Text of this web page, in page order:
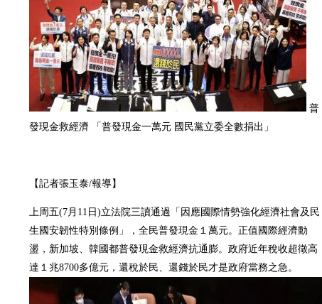
普
發現金救經濟 「普發現金一萬元 國民黨立委全數捐出」
【記者張玉泰/報導】
上周五(7月11日)立法院三讀通過「因應國際情勢強化經濟社會及民
生國安韌性特別條例」，全民普發現金１萬元。正值國際經濟動
盪，新加坡、韓國都普發現金救經濟抗通膨。政府近年稅收超徵高
達１兆8700多億元，還稅於民、還錢於民才是政府當務之急。